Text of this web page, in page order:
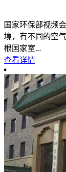
国家环保部视频
境，有不同的空
根国家室...
查看详情